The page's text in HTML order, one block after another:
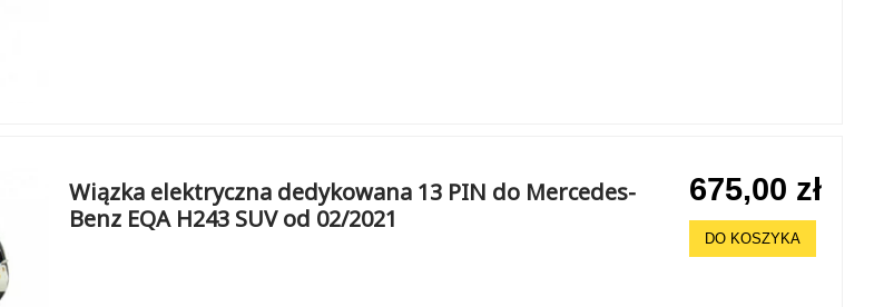
Wiązka elektryczna dedykowana 13 PIN do Mercedes-
Benz EQA H243 SUV od 02/2021
675,00 zł
DO KOSZYKA